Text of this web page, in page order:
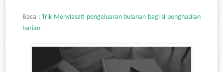
Baca :Trik Menyiasati pengeluaran bulanan bagi si penghasilan
harian